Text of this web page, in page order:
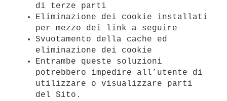
di terze parti
Eliminazione dei cookie installati
per mezzo dei link a seguire
Svuotamento della cache ed
eliminazione dei cookie
Entrambe queste soluzioni
potrebbero impedire all’utente di
utilizzare o visualizzare parti
del Sito.